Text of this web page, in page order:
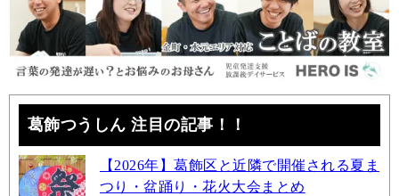
葛飾つうしん 注目の記事！！
【2026年】葛飾区と近隣で開催される夏ま
つり・盆踊り・花火大会まとめ